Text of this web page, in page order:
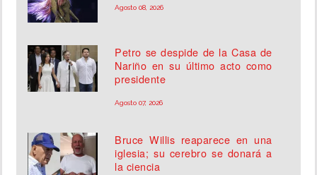
Agosto 08, 2026
Petro se despide de la Casa de
Nariño en su último acto como
presidente
Agosto 07, 2026
Bruce Willis reaparece en una
iglesia; su cerebro se donará a
la ciencia